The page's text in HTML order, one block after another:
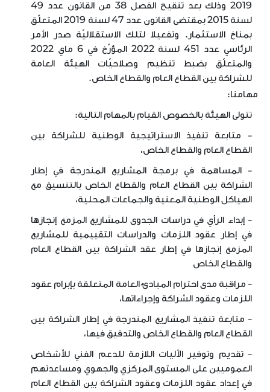
2019 وذلك بعد تنقيح الفصل 38 من القانون عدد 49
لسنة 2015 بمقتضى القانون عدد 47 لسنة 2019 المتعلّق
بمناخ الاستثمار. وتفعيلا لتلك الاستقلاليّة صدر الأمر
الرئاسي عدد 451 لسنة 2022 المؤرّخ في 6 ماي 2022
والمتعلّق بضبط تنظيم وصلاحيّات الهيئة العامة
للشراكة بين القطاع العام والقطاع الخاص.
مهامنا:
تتولى الهيئة بالخصوص القيام بالمهام التالية:
- متابعة تنفيذ الاستراتيجية الوطنية للشراكة بين
القطاع العام والقطاع الخاص،
- المساهمة في برمجة المشاريع المندرجة في إطار
الشراكة بين القطاع العام والقطاع الخاص بالتنسيق مع
الهياكل الوطنية المعنية والجماعات المحلية،
- إبداء الرأي في دراسات الجدوى للمشاريع المزمع إنجازها
في إطار عقود اللزمات والدراسات التقييمية للمشاريع
المزمع إنجازها في إطار عقد الشراكة بين القطاع العام
والقطاع الخاص
- مراقبة مدى احترام المبادئ العامة المتعلقة بإبرام عقود
اللزمات وعقود الشراكة وإجراءاتها،
- متابعة تنفيذ المشاريع المندرجة في إطار الشراكة بين
القطاع العام والقطاع الخاص والتدقيق فيها،
- تقديم وتوفير الآليات اللازمة للدعم الفني للأشخاص
العموميين على المستوى المركزي والجهوي ومساعدتهم
في إعداد عقود اللزمات وعقود الشراكة بين القطاع العام